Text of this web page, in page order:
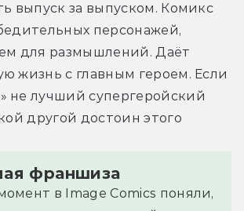
выпуск за выпуском. Комикс
персонажей,
для размышлений. Даёт
жизнь с главным героем. Если
не лучший супергеройский
другой достоин этого
франшиза
в Image Comics поняли,